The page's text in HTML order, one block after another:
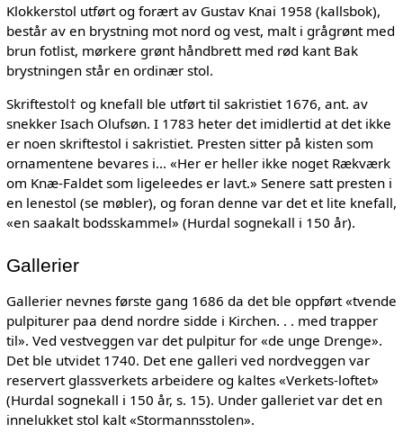
Klokkerstol utført og forært av Gustav Knai 1958 (kallsbok),
består av en brystning mot nord og vest, malt i grågrønt med
brun fotlist, mørkere grønt håndbrett med rød kant Bak
brystningen står en ordinær stol.
Skriftestol† og knefall ble utført til sakristiet 1676, ant. av
snekker Isach Olufsøn. I 1783 heter det imidlertid at det ikke
er noen skriftestol i sakristiet. Presten sitter på kisten som
ornamentene bevares i... «Her er heller ikke noget Rækværk
om Knæ-Faldet som ligeleedes er lavt.» Senere satt presten i
en lenestol (se møbler), og foran denne var det et lite knefall,
«en saakalt bodsskammel» (Hurdal sognekall i 150 år).
Gallerier
Gallerier nevnes første gang 1686 da det ble oppført «tvende
pulpiturer paa dend nordre sidde i Kirchen. . . med trapper
til». Ved vestveggen var det pulpitur for «de unge Drenge».
Det ble utvidet 1740. Det ene galleri ved nordveggen var
reservert glassverkets arbeidere og kaltes «Verkets-loftet»
(Hurdal sognekall i 150 år, s. 15). Under galleriet var det en
innelukket stol kalt «Stormannsstolen».